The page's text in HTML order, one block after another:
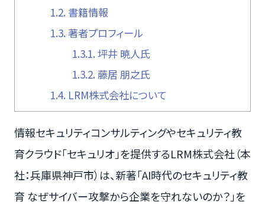
1.2. 書籍情報
1.3. 著者プロフィール
1.3.1. 坪井 暁人氏
1.3.2. 藤居 朋之氏
1.4. LRM株式会社について
情報セキュリティコンサルティングやセキュリティ教
育クラウド「セキュリオ」を提供するLRM株式会社（本
社：兵庫県神戸市）は、新著「AI時代のセキュリティ教
育 なぜサイバー攻撃から企業を守れないのか？」を